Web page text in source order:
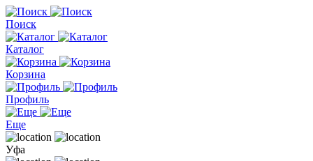
Поиск
Каталог
Корзина
Профиль
Еще
Уфа